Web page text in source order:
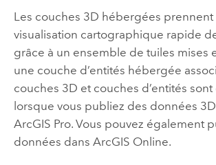
Les couches 3D hébergées prennent
visualisation cartographique rapide
grâce à un ensemble de tuiles mises
une couche d’entités hébergée
couches 3D et couches d’entités sont
lorsque vous publiez des données
ArcGIS Pro. Vous pouvez également
données dans ArcGIS Online.